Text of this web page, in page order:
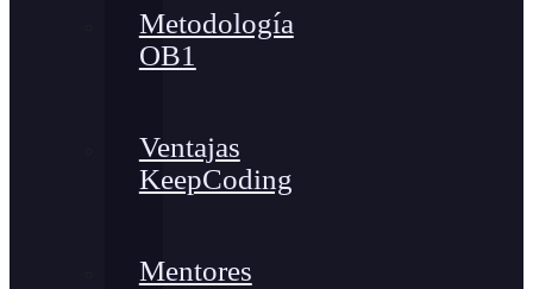
Metodología
OB1
Ventajas
KeepCoding
Mentores